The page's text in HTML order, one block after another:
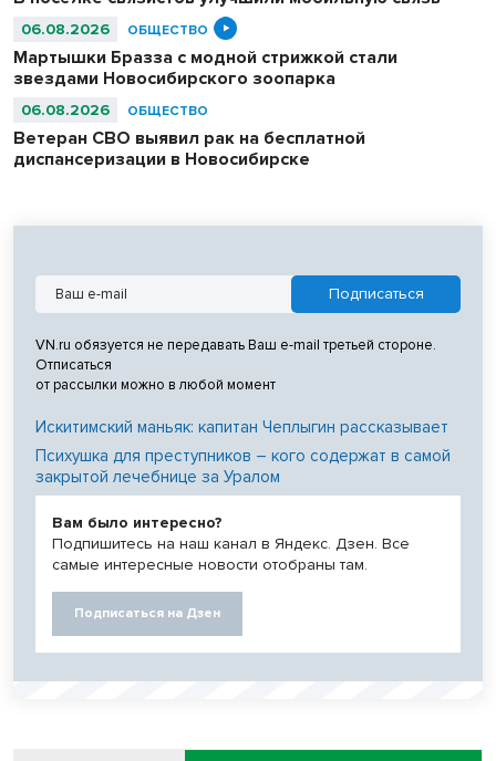
06.08.2026 ОБЩЕСТВО
Мартышки Бразза с модной стрижкой стали
звездами Новосибирского зоопарка
06.08.2026 ОБЩЕСТВО
Ветеран СВО выявил рак на бесплатной
диспансеризации в Новосибирске
VN.ru обязуется не передавать Ваш e-mail третьей стороне.
Отписаться
от рассылки можно в любой момент
Искитимский маньяк: капитан Чеплыгин рассказывает
Психушка для преступников – кого содержат в самой
закрытой лечебнице за Уралом
Вам было интересно?
Подпишитесь на наш канал в Яндекс. Дзен. Все
самые интересные новости отобраны там.
Подписаться на Дзен